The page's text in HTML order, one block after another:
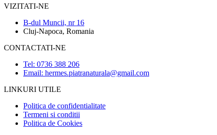
VIZITATI-NE
B-dul Muncii, nr 16
Cluj-Napoca, Romania
CONTACTATI-NE
Tel: 0736 388 206
Email: hermes.piatranaturala@gmail.com
LINKURI UTILE
Politica de confidentialitate
Termeni si conditii
Politica de Cookies